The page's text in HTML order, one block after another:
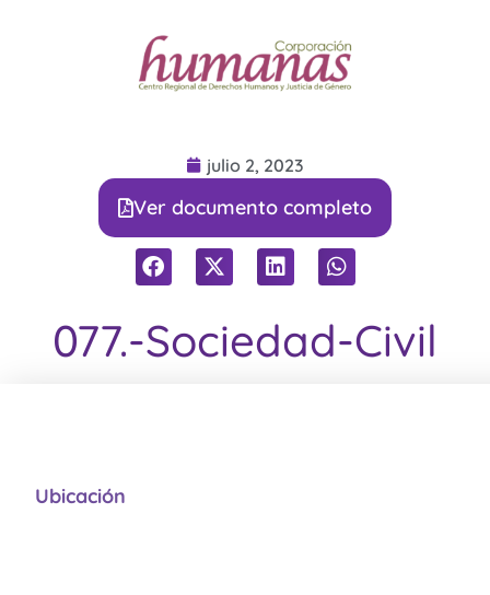
077.-Sociedad-Civil
julio 2, 2023
Ver documento completo
Ubicación